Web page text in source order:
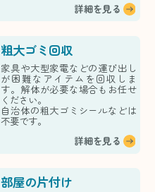
詳細を見る
粗大ゴミ回収
家具や大型家電などの運び出し
が困難なアイテムを回収しま
す。解体が必要な場合もお任せ
ください。
自治体の粗大ゴミシールなどは
不要です。
詳細を見る
部屋の片付け